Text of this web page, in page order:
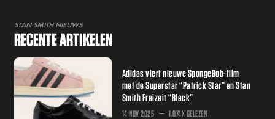
STAN SMITH NIEUWS
RECENTE ARTIKELEN
Adidas viert nieuwe SpongeBob-film
met de Superstar “Patrick Star” en Stan
Smith Freizeit “Black”
14 NOV 2025 1.074X GELEZEN